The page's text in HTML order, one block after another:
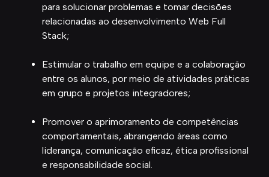
para solucionar problemas e tomar decisões
relacionadas ao desenvolvimento Web Full
Stack;
Estimular o trabalho em equipe e a colaboração
entre os alunos, por meio de atividades práticas
em grupo e projetos integradores;
Promover o aprimoramento de competências
comportamentais, abrangendo áreas como
liderança, comunicação eficaz, ética profissional
e responsabilidade social.